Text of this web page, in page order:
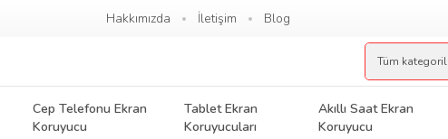
Hakkımızda İletişim Blog
Cep Telefonu Ekran
Koruyucu
Tablet Ekran
Koruyucuları
Akıllı Saat Ekran
Koruyucu